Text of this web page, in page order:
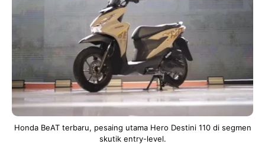
Honda BeAT terbaru, pesaing utama Hero Destini 110 di segmen
skutik entry-level.